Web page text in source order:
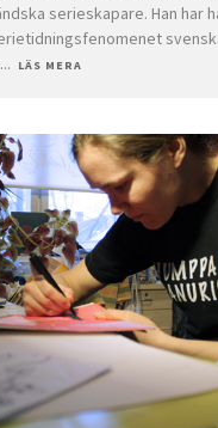
serieskapare. Han har
... LÄS MERA